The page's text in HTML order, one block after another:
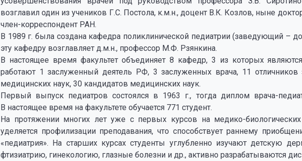
возглавил один из учеников Г.С. Постола, к.м.н., доцент В.К. Козлов, ныне
член-корреспондент РАН.
В 1989 г. была создана кафедра поликлинической педиатрии (заведующий –
эту кафедру возглавляет д.м.н., профессор М.Ф. Рзянкина.
В настоящее время факультет объединяет 8 кафедр, 3 из которых
работают 1 заслуженный деятель РФ, 3 заслуженных врача, 11 отличников
медицинских наук, 30 кандидатов медицинских наук.
Первый выпуск педиатров состоялся в 1963 г., тогда диплом врача-
В настоящее время на факультете обучается 771 студент.
На протяжении многих лет уже с первых курсов на медико-
уделяется профилизации преподавания, что способствует раннему
«педиатрия». На старших курсах студенты углубленно изучают детскую
фтизиатрию, гинекологию, глазные болезни и др., активно разрабатываются